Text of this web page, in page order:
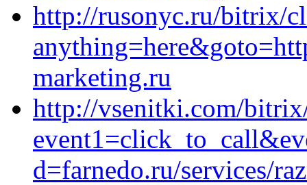
http://rusonyc.ru/bitrix/
marketing.ru
http://vsenitki.com/
d=farnedo.ru/services/